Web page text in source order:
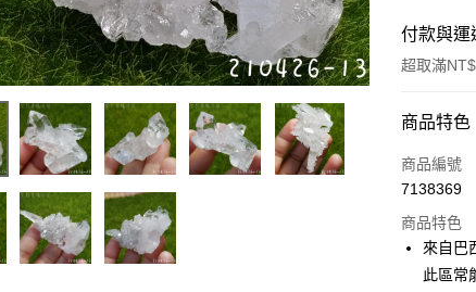
付款與運
超取滿
付款方式
信用卡一次
LINE Pay
Apple Pay
商品特色
商品編號
7138369
商品特色
來自巴
此區常